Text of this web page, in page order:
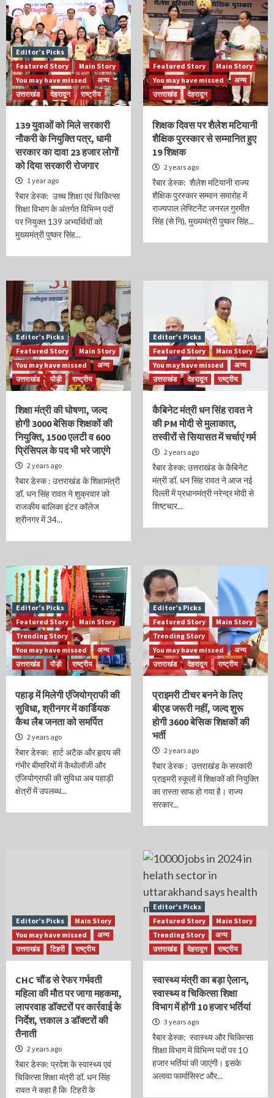
Editor’s Picks
Featured Story
Main Story
You may have missed
अन्य
उत्तराखंड
देहरादून राष्ट्रीय
139 युवाओं को मिले सरकारी
नौकरी के नियुक्ति पत्र, धामी
सरकार का दावा 23 हजार लोगों
को दिया सरकारी रोजगार
1 year ago
रैबार डेस्क: उच्च शिक्षा एवं चिकित्सा
शिक्षा विभाग के अंतर्गत विभिन्न पदों
पर नियुक्त 139 अभ्यर्थियों को
मुख्यमंत्री पुष्कर सिंह...
Featured Story
Main Story
You may have missed
अन्य
उत्तराखंड
देहरादून
शिक्षक दिवस पर शैलेश मटियानी
शैक्षिक पुरस्कार से सम्मानित हुए
19 शिक्षक
2 years ago
रैबार डेस्क: शैलेश मटियानी राज्य
शैक्षिक पुरस्कार सम्मान समारोह में
राज्यपाल लेफ्टिनेंट जनरल गुरमीत
सिंह (से नि), मुख्यमंत्री पुष्कर सिंह...
Editor’s Picks
Featured Story
Main Story
You may have missed
अन्य
उत्तराखंड
पौड़ी राष्ट्रीय
शिक्षा मंत्री की घोषणा, जल्द
होगी 3000 बेसिक शिक्षकों की
नियुक्ति, 1500 एलटी व 600
प्रिंसिपल के पद भी भरे जाएंगे
2 years ago
रैबार डेस्क : उत्तराखंड के शिक्षामंत्री
डॉ. धन सिंह रावत ने शुक्रवार को
राजकीय बालिका इंटर कॉलेज
श्रीनगर में 34...
Editor’s Picks
Featured Story
Main Story
You may have missed
अन्य
उत्तराखंड
देहरादून राष्ट्रीय
कैबिनेट मंत्री धन सिंह रावत ने
की PM मोदी से मुलाकात,
तस्वीरों से सियासत में चर्चाएं गर्म
2 years ago
रैबार डेस्क: उत्तराखंड के कैबिनेट
मंत्री डॉ. धन सिंह रावत ने आज नई
दिल्ली में प्रधानमंत्री नरेन्द्र मोदी से
शिष्टचार...
Editor’s Picks
Featured Story
Main Story
Trending Story
You may have missed
अन्य
उत्तराखंड
पौड़ी राष्ट्रीय
पहाड़ में मिलेगी एंजियोग्राफी की
सुविधा, श्रीनगर में कार्डियक
कैथ लैब जनता को समर्पित
2 years ago
रैबार डेस्क: हार्ट अटैक और हृदय की
गंभीर बीमारियों में कैथोलॉजी और
एंजियोग्राफी की सुविधा अब पहाड़ी
क्षेत्रों में उपलब्ध...
Editor’s Picks
Featured Story
Main Story
Trending Story
You may have missed
अन्य
उत्तराखंड
देहरादून राष्ट्रीय
प्राइमरी टीचर बनने के लिए
बीएड जरूरी नहीं, जल्द शुरू
होगी 3600 बेसिक शिक्षकों की
भर्ती
2 years ago
रैबार डेस्क : उत्तराखंड के सरकारी
प्राइमरी स्कूलों में शिक्षकों की नियुक्ति
का रास्ता साफ हो गया है। राज्य
सरकार...
Editor’s Picks
Main Story
You may have missed
अन्य
उत्तराखंड
टिहरी राष्ट्रीय
CHC चौंड से रेफर गर्भवती
महिला की मौत पर जागा महकमा,
लापरवाह डॉक्टरों पर कार्रवाई के
निर्देश, त्तकाल 3 डॉक्टरों की
तैनाती
2 years ago
रैबार डेस्क: प्रदेश के स्वास्थ्य एवं
चिकित्सा शिक्षा मंत्री डॉ. धन सिंह
रावत ने कहा है कि टिहरी के
Editor’s Picks
Featured Story
Main Story
Trending Story
अन्य
उत्तराखंड
देहरादून राष्ट्रीय
स्वास्थ्य मंत्री का बड़ा ऐलान,
स्वास्थ्य व चिकित्सा शिक्षा
विभाग में होंगी 10 हजार भर्तियां
3 years ago
रैबार डेस्क: स्वास्थ्य और चिकित्सा
शिक्षा विभाग में विभिन्न पदों पर 10
हजार भर्तियां की जाएंगी। इसके
अलावा फार्मासिस्ट और...